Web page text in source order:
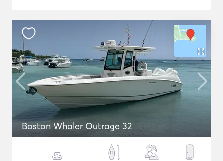
Boston Whaler Outrage 32